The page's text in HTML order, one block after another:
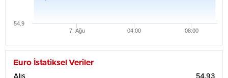
7. Ağu 04:00 08:00
54.9
Euro İstatiksel Veriler
Alış 54.93